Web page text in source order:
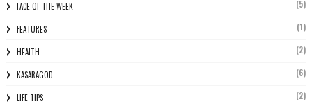
FACE OF THE WEEK (5)
FEATURES (1)
HEALTH (2)
KASARAGOD (6)
LIFE TIPS (2)